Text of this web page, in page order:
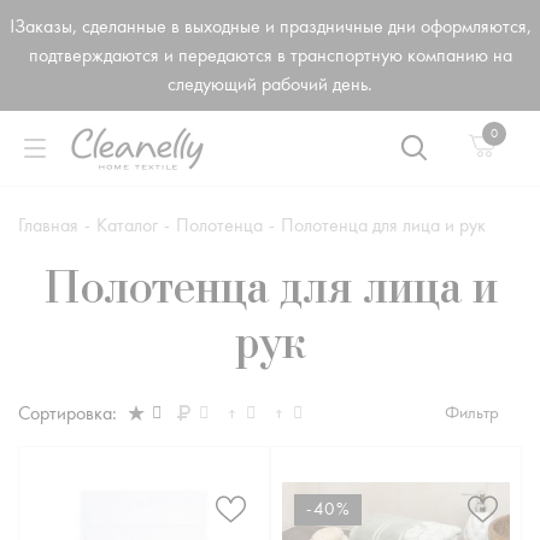
!Заказы, сделанные в выходные и праздничные дни
подтверждаются и передаются в транспортную компанию на
следующий рабочий день.
0
Главная - Каталог - Полотенца - Полотенца для лица и рук
Полотенца для лица и
рук
Фильтр
Сортировка:
-40%